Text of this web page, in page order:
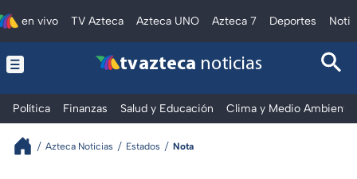
en vivo TV Azteca Azteca UNO Azteca 7 Deportes
tv azteca noticias
Política Finanzas Salud y Educación Clima y Medio Ambiente
Azteca Noticias Estados Nota